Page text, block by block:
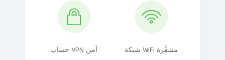
حساب VPN آمن شبكة WiFi مشفَّرة